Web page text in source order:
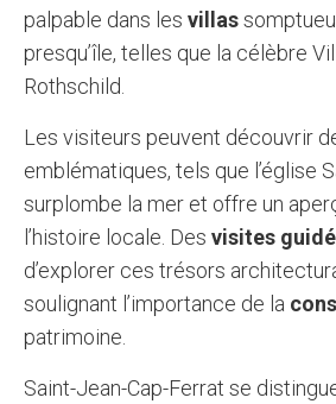
palpable dans les villas
presqu’île, telles que la célèbre
Rothschild.
Les visiteurs peuvent découvrir
emblématiques, tels que l’église
surplombe la mer et offre un
l’histoire locale. Des visites
d’explorer ces trésors
soulignant l’importance de la
patrimoine.
Saint-Jean-Cap-Ferrat se